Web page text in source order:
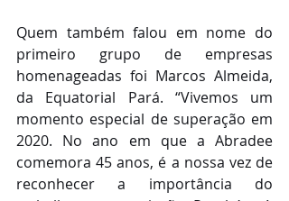
Quem também falou em nome do
primeiro grupo de empresas
homenageadas foi Marcos Almeida,
da Equatorial Pará. “Vivemos um
momento especial de superação em
2020. No ano em que a Abradee
comemora 45 anos, é a nossa vez de
reconhecer a importância do